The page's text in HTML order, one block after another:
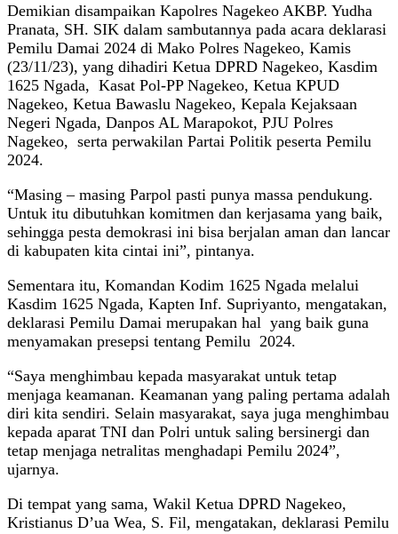
Demikian disampaikan Kapolres Nagekeo AKBP. Yudha
Pranata, SH. SIK dalam sambutannya pada acara deklarasi
Pemilu Damai 2024 di Mako Polres Nagekeo, Kamis
(23/11/23), yang dihadiri Ketua DPRD Nagekeo, Kasdim
1625 Ngada, Kasat Pol-PP Nagekeo, Ketua KPUD
Nagekeo, Ketua Bawaslu Nagekeo, Kepala Kejaksaan
Negeri Ngada, Danpos AL Marapokot, PJU Polres
Nagekeo, serta perwakilan Partai Politik peserta Pemilu
2024.
“Masing – masing Parpol pasti punya massa pendukung.
Untuk itu dibutuhkan komitmen dan kerjasama yang baik,
sehingga pesta demokrasi ini bisa berjalan aman dan lancar
di kabupaten kita cintai ini”, pintanya.
Sementara itu, Komandan Kodim 1625 Ngada melalui
Kasdim 1625 Ngada, Kapten Inf. Supriyanto, mengatakan,
deklarasi Pemilu Damai merupakan hal yang baik guna
menyamakan presepsi tentang Pemilu 2024.
“Saya menghimbau kepada masyarakat untuk tetap
menjaga keamanan. Keamanan yang paling pertama adalah
diri kita sendiri. Selain masyarakat, saya juga menghimbau
kepada aparat TNI dan Polri untuk saling bersinergi dan
tetap menjaga netralitas menghadapi Pemilu 2024”,
ujarnya.
Di tempat yang sama, Wakil Ketua DPRD Nagekeo,
Kristianus D’ua Wea, S. Fil, mengatakan, deklarasi Pemilu